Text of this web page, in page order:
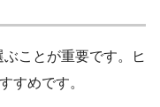
ことが重要です。ヒ
すめです。